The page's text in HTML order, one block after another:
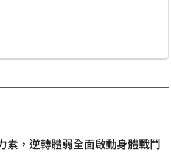
素，逆轉體弱全面啟動身體戰鬥